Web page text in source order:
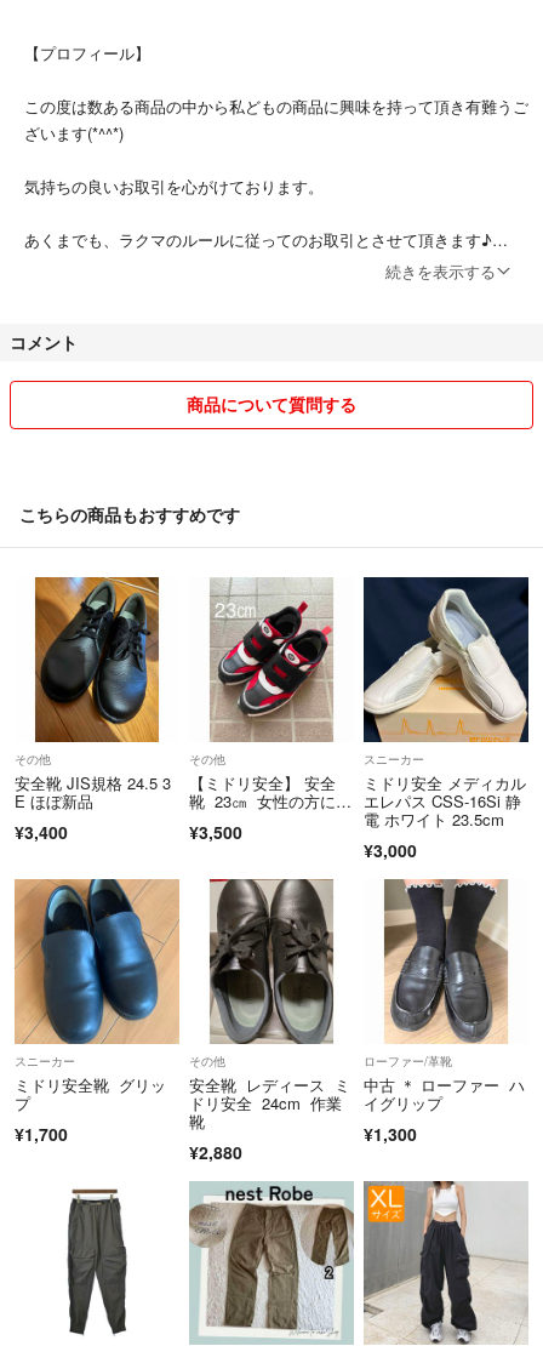
【プロフィール】
この度は数ある商品の中から私どもの商品に興味を持って頂き有難うご
ざいます(*^^*)
気持ちの良いお取引を心がけております。
あくまでも、ラクマのルールに従ってのお取引とさせて頂きます♪
素人ですので見落としなどあるかもしれません。気になる事がありまし
また、発送方法についても、匿名ご希望などありましたらお気軽にご相
週末、休日、祝日は発送出来ない事もあります。
なるべく迅速に対応したいと思っておりますが、
それでは、どうぞよろしくお願い致しますm(__)m
続きを表示する
コメント
商品について質問する
こちらの商品もおすすめです
その他
安全靴 JIS規格 24.5 3
E ほぼ新品
¥3,400
その他
【ミドリ安全】 安全
靴 23㎝ 女性の方に…
¥3,500
スニーカー
ミドリ安全 メディカル
エレパス CSS-16Si 静
電 ホワイト 23.5cm
¥3,000
スニーカー
ミドリ安全靴 グリッ
プ
¥1,700
その他
安全靴 レディース ミ
ドリ安全 24cm 作業
靴
¥2,880
ローファー/革靴
中古 ＊ ローファー ハ
イグリップ
¥1,300